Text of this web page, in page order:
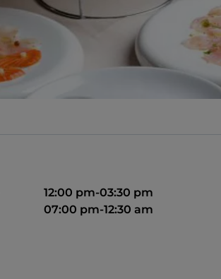
12:00 pm-03:30 pm
07:00 pm-12:30 am